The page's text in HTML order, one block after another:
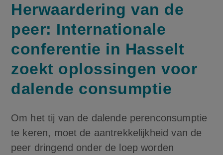
Herwaardering van de
peer: Internationale
conferentie in Hasselt
zoekt oplossingen voor
dalende consumptie
Om het tij van de dalende perenconsumptie
te keren, moet de aantrekkelijkheid van de
peer dringend onder de loep worden